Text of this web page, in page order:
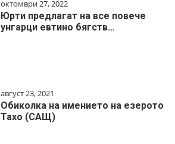
октомври 27, 2022
Юрти предлагат на все повече
унгарци евтино бягств…
август 23, 2021
Обиколка на имението на езерото
Тахо (САЩ)